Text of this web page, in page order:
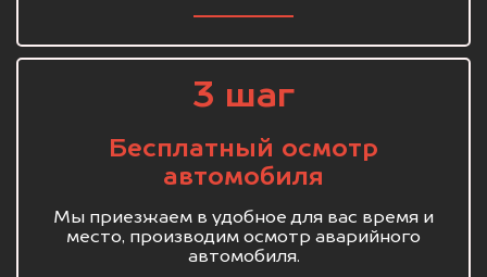
3 шаг
Бесплатный осмотр
автомобиля
Мы приезжаем в удобное для вас время и
место, производим осмотр аварийного
автомобиля.